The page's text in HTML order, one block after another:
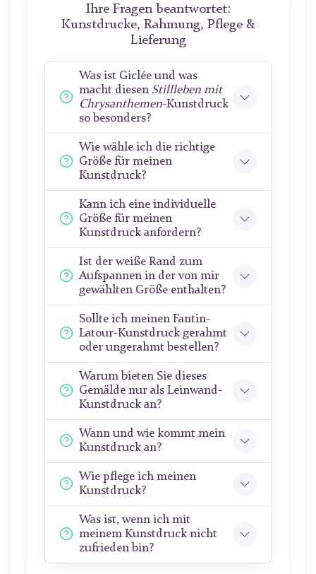
Ihre Fragen beantwortet:
Kunstdrucke, Rahmung, Pflege &
Lieferung
Was ist Giclée und was
macht diesen Stillleben mit
Chrysanthemen-Kunstdruck
so besonders?
Wie wähle ich die richtige
Größe für meinen
Kunstdruck?
Kann ich eine individuelle
Größe für meinen
Kunstdruck anfordern?
Ist der weiße Rand zum
Aufspannen in der von mir
gewählten Größe enthalten?
Sollte ich meinen Fantin-
Latour-Kunstdruck gerahmt
oder ungerahmt bestellen?
Warum bieten Sie dieses
Gemälde nur als Leinwand-
Kunstdruck an?
Wann und wie kommt mein
Kunstdruck an?
Wie pflege ich meinen
Kunstdruck?
Was ist, wenn ich mit
meinem Kunstdruck nicht
zufrieden bin?